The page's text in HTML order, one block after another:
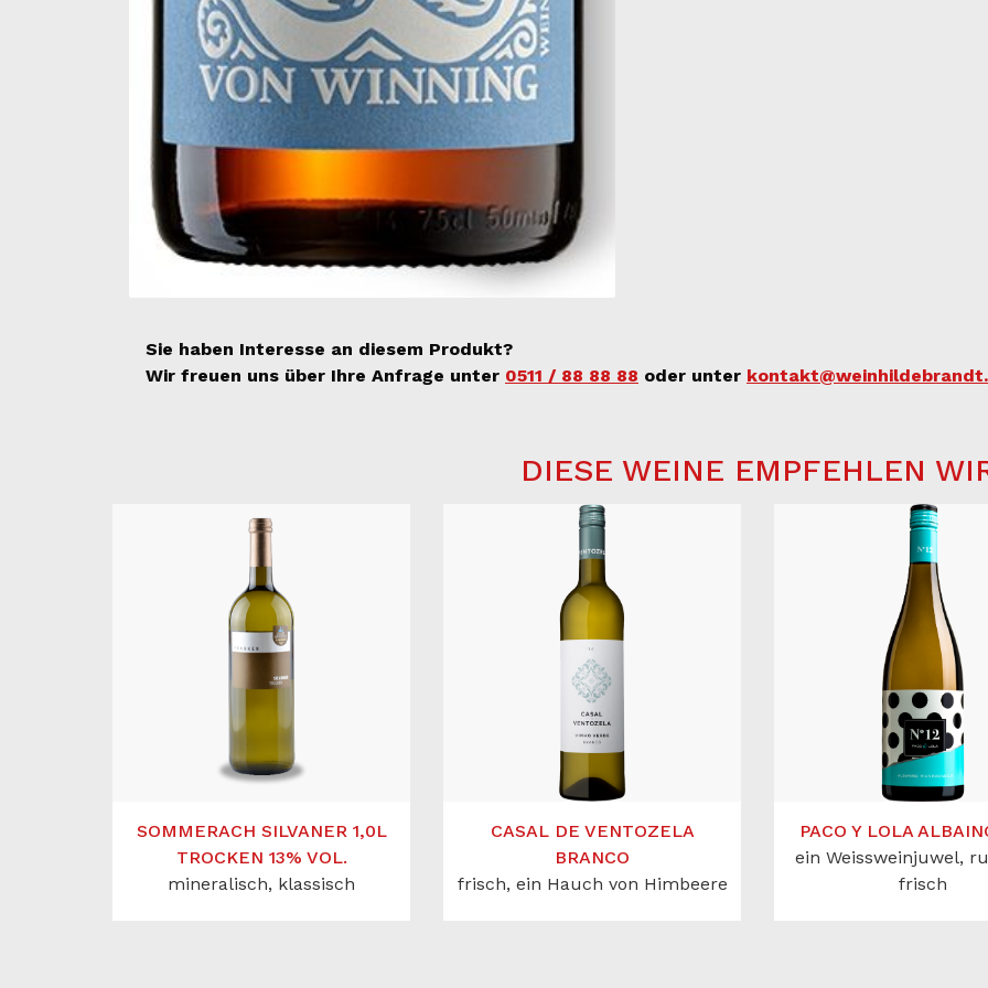
Sie haben Interesse an diesem Produkt?
Wir freuen uns über Ihre Anfrage unter 0511 / 88 88 88 oder unter
DIESE WEINE EMPFEHLEN
SOMMERACH SILVANER 1,0L
TROCKEN 13% VOL.
mineralisch, klassisch
CASAL DE VENTOZELA
BRANCO
frisch, ein Hauch von Himbeere
PACO Y LOLA
ein Weissweinjuwel,
frisch